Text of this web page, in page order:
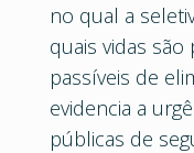
no qual a
quais vidas
passíveis de
evidencia a
públicas de